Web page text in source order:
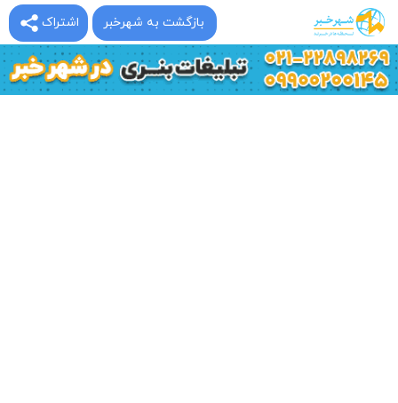
اشتراک بازگشت به شهرخبر